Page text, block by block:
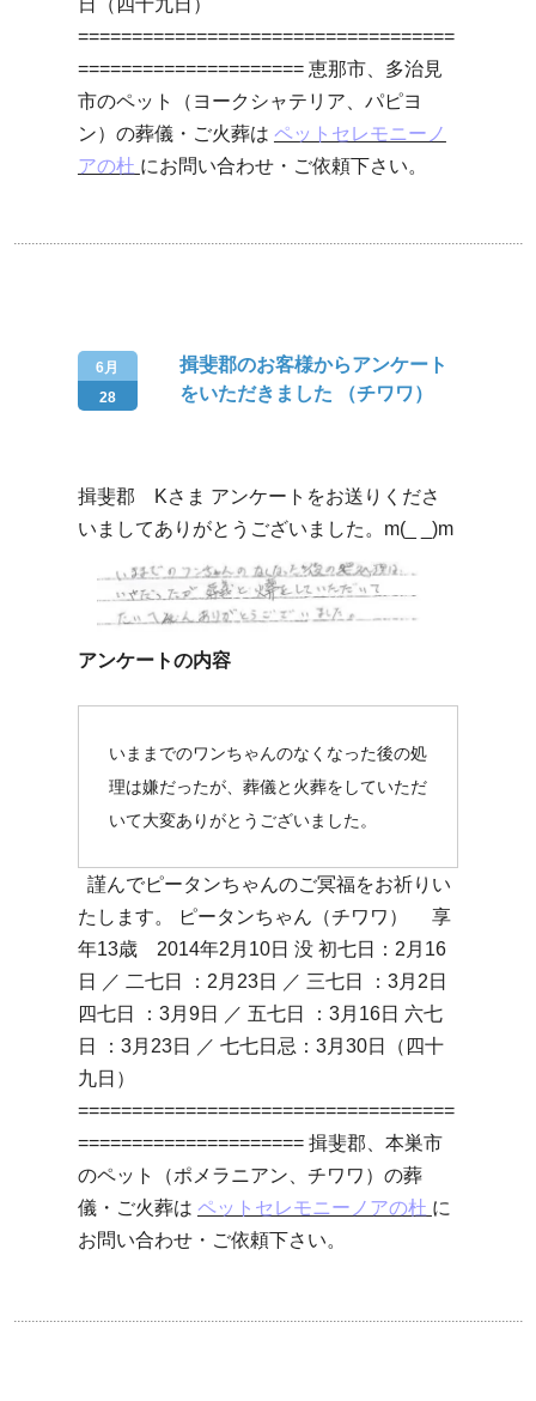
===================================
===================== 恵那市、多治見
市のペット（ヨークシャテリア、パピヨ
ン）の葬儀・ご火葬は ペットセレモニーノ
アの杜 にお問い合わせ・ご依頼下さい。
6月
28
揖斐郡のお客様からアンケート
をいただきました （チワワ）
揖斐郡 Kさま アンケートをお送りくださ
いましてありがとうございました。m(_ _)m
アンケートの内容
いままでのワンちゃんのなくなった後の処
理は嫌だったが、葬儀と火葬をしていただ
いて大変ありがとうございました。
謹んでピータンちゃんのご冥福をお祈りい
たします。 ピータンちゃん（チワワ） 享
年13歳 2014年2月10日 没 初七日：2月16
日 ／ 二七日 ：2月23日 ／ 三七日 ：3月2日
四七日 ：3月9日 ／ 五七日 ：3月16日 六七
日 ：3月23日 ／ 七七日忌：3月30日（四十
九日）
===================================
===================== 揖斐郡、本巣市
のペット（ポメラニアン、チワワ）の葬
儀・ご火葬は ペットセレモニーノアの杜 に
お問い合わせ・ご依頼下さい。